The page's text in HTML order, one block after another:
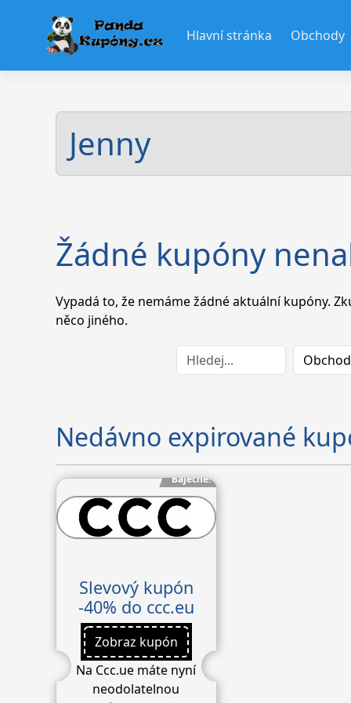
Hlavní stránka Obchody
Jenny
Žádné kupóny
Vypadá to, že nemáme žádné aktuální kupóny.
něco jiného.
Nedávno expirované
Báječné!
Slevový kupón
-40% do ccc.eu
Zobraz kupón
Na Ccc.ue máte nyní
neodolatelnou